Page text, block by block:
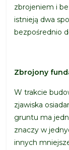
zbrojeniem i
istnieją dwa
bezpośrednio
Zbrojony
W trakcie
zjawiska
gruntu ma
znaczy w
innych